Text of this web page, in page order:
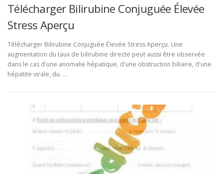
Télécharger Bilirubine Conjuguée Élevée
Stress Aperçu
Télécharger Bilirubine Conjuguée Élevée Stress Aperçu. Une
augmentation du taux de bilirubine directe peut aussi être observée
dans le cas d'une anomalie hépatique, d'une obstruction biliaire, d'une
hépatite virale, du. …